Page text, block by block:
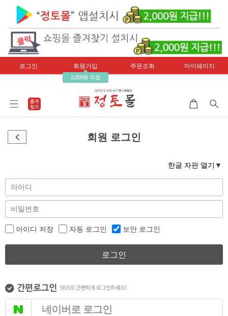
로그인 회원가입
2,000원 적립
주문조회 마이페이지
회원 로그인
한글 자판 열기
아이디 저장 자동 로그인 보안 로그인
로그인
네이버로 로그인